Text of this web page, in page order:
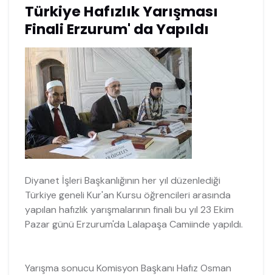
Türkiye Hafızlık Yarışması
Finali Erzurum' da Yapıldı
Diyanet İşleri Başkanlığının her yıl düzenlediği
Türkiye geneli Kur'an Kursu öğrencileri arasında
yapılan hafızlık yarışmalarının finali bu yıl 23 Ekim
Pazar günü Erzurum'da Lalapaşa Camiinde yapıldı.
Yarışma sonucu Komisyon Başkanı Hafız Osman